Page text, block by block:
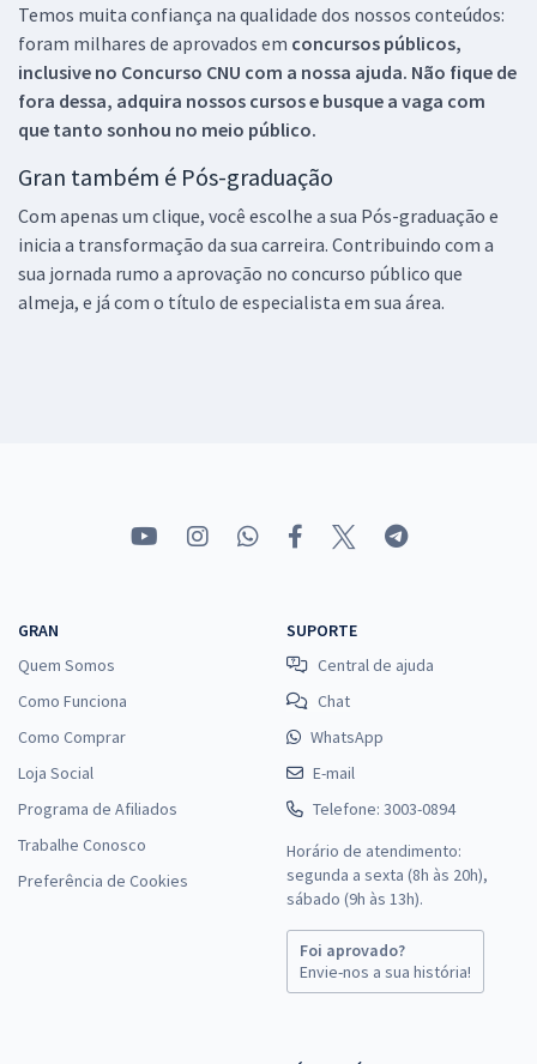
Temos muita confiança na qualidade dos nossos conteúdos:
foram milhares de aprovados em concursos públicos,
inclusive no Concurso CNU com a nossa ajuda. Não fique de
fora dessa, adquira nossos cursos e busque a vaga com
que tanto sonhou no meio público.
Gran também é Pós-graduação
Com apenas um clique, você escolhe a sua Pós-graduação e
inicia a transformação da sua carreira. Contribuindo com a
sua jornada rumo a aprovação no concurso público que
almeja, e já com o título de especialista em sua área.
GRAN
Quem Somos
Como Funciona
Como Comprar
Loja Social
Programa de Afiliados
Trabalhe Conosco
Preferência de Cookies
SUPORTE
Central de ajuda
Chat
WhatsApp
E-mail
Telefone: 3003-0894
Horário de atendimento:
segunda a sexta (8h às 20h),
sábado (9h às 13h).
Foi aprovado?
Envie-nos a sua história!